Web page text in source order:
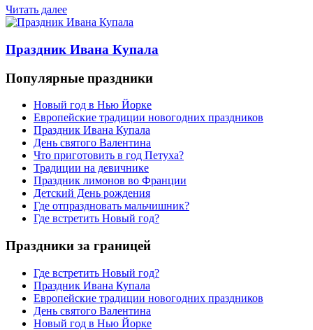
Читать далее
Праздник Ивана Купала
Популярные праздники
Новый год в Нью Йорке
Европейские традиции новогодних праздников
Праздник Ивана Купала
День святого Валентина
Что приготовить в год Петуха?
Традиции на девичнике
Праздник лимонов во Франции
Детский День рождения
Где отпраздновать мальчишник?
Где встретить Новый год?
Праздники за границей
Где встретить Новый год?
Праздник Ивана Купала
Европейские традиции новогодних праздников
День святого Валентина
Новый год в Нью Йорке